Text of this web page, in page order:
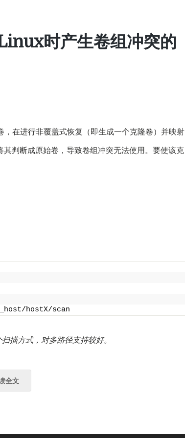
时产生卷组冲突的
在进行非覆盖式恢复（即生成一个克隆卷）并映射
判断成原始卷，导致卷组冲突无法使用。要使该克
hostX/scan
描方式，对多路径支持较好。
全文